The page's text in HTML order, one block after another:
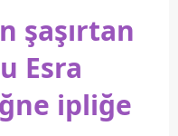
şaşırtan
Esra
ipliğe